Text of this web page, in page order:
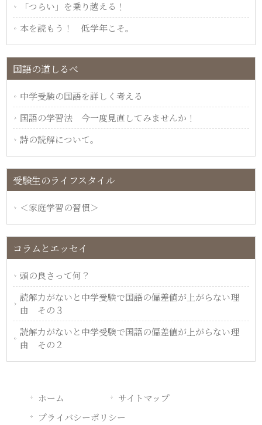
「つらい」を乗り越える！
本を読もう！ 低学年こそ。
国語の道しるべ
中学受験の国語を詳しく考える
国語の学習法 今一度見直してみませんか！
詩の読解について。
受験生のライフスタイル
＜家庭学習の習慣＞
コラムとエッセイ
頭の良さって何？
読解力がないと中学受験で国語の偏差値が上がらない理
由 その３
読解力がないと中学受験で国語の偏差値が上がらない理
由 その２
ホーム
サイトマップ
プライバシーポリシー